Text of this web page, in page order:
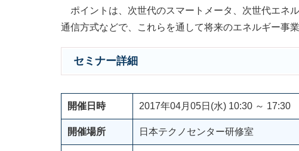
ポイントは、次世代のスマートメータ、次世代エネ
通信方式などで、これらを通して将来のエネルギー事
セミナー詳細
開催日時 2017年04月05日(水) 10:30 ～ 17:30
開催場所 日本テクノセンター研修室